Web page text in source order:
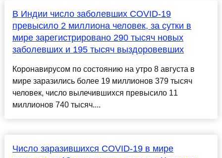
В Индии число заболевших COVID-19
превысило 2 миллиона человек, за сутки в
мире зарегистрировано 290 тысяч новых
заболевших и 195 тысяч выздоровевших
Коронавирусом по состоянию на утро 8 августа в
мире заразились более 19 миллионов 379 тысяч
человек, число вылечившихся превысило 11
миллионов 740 тысяч....
Число заразившихся COVID-19 в мире